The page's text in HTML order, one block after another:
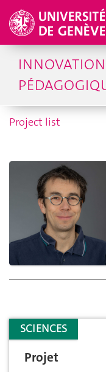
Project list
SCIENCES
Projet